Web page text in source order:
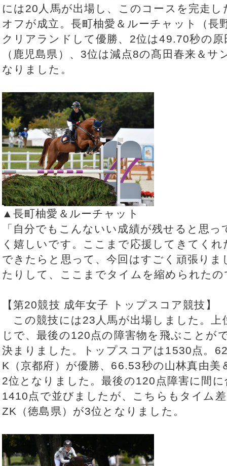
には20人馬が出場し、このコースを完走
オフが成立。長町柚愛＆ルーチャット（長
クリアランドして優勝、2位は49.70秒の
（鹿児島県）、3位は減点8の髙田春来＆
なりました。
▲長町柚愛＆ルーチャット
「自分でもこんないい成績が残せると思
く嬉しいです。ここまで応援してきてく
できたらと思って、今回はすごく頑張りま
たりして、ここまでタイムを縮められた
【第20競技 成年女子 トップスコア競技】
この競技には23人馬が出場しました。上
じで、最後の120点の障害物を飛ぶことが
決まりました。トップスコアは1530点。
K（京都府）が優勝、66.53秒の山林真由美
2位となりました。最後の120点障害に間
1410点で並びましたが、こちらもタイム
ZK（徳島県）が3位となりました。